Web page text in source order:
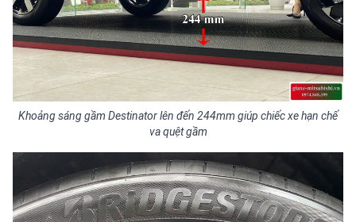
Khoảng sáng gầm Destinator lên đến 244mm giúp chiếc xe hạn chế
va quệt gầm